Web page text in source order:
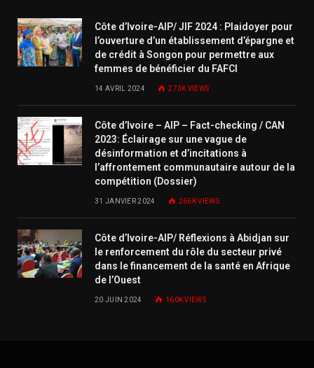
Côte d’Ivoire-AIP/ JIF 2024 : Plaidoyer pour
l’ouverture d’un établissement d’épargne et
de crédit à Songon pour permettre aux
femmes de bénéficier du FAFCI
14 AVRIL 2024 273K VIEWS
Côte d’Ivoire – AIP – Fact-checking / CAN
2023: Éclairage sur une vague de
désinformation et d’incitations à
l’affrontement communautaire autour de la
compétition (Dossier)
31 JANVIER 2024 266KVIEWS
Côte d’Ivoire-AIP/ Réflexions à Abidjan sur
le renforcement du rôle du secteur privé
dans le financement de la santé en Afrique
de l’Ouest
20 JUIN 2024 160KVIEWS